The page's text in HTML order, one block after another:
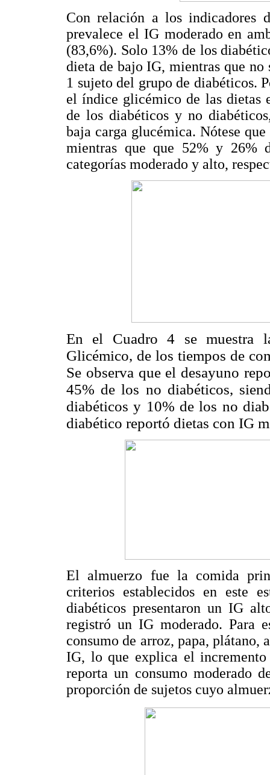
Con relación a los indicadores
prevalece el IG moderado en
(83,6%). Solo 13% de los
dieta de bajo IG, mientras que
1 sujeto del grupo de diabéticos.
el índice glicémico de las dietas
de los diabéticos y no
baja carga glucémica. Nótese
mientras que que 52% y 26%
categorías moderado y alto,
En el Cuadro 4 se muestra
Glicémico, de los tiempos de
Se observa que el desayuno
45% de los no diabéticos,
diabéticos y 10% de los no
diabético reportó dietas con IG
El almuerzo fue la comida
criterios establecidos en este
diabéticos presentaron un IG
registró un IG moderado. Para
consumo de arroz, papa, plátano,
IG, lo que explica el
reporta un consumo moderado
proporción de sujetos cuyo